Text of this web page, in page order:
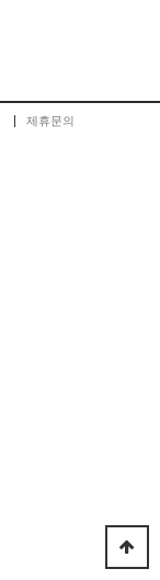
제휴문의